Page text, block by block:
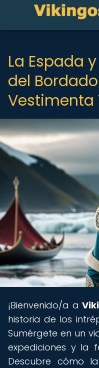
La Espada
del
Vestimenta
¡Bienvenido/a a
historia de los
Sumérgete en un
expediciones y la
Descubre cómo